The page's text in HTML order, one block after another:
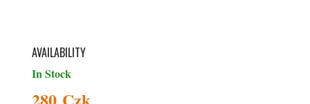
AVAILABILITY
In Stock